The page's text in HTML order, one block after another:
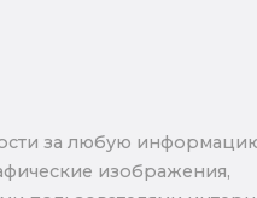
за любую
изображения,